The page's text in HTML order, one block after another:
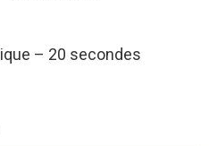
– 20 secondes